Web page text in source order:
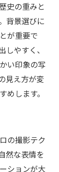
史の重みと
背景選びに
が重要で
やすく、
い印象の写
見え方が変
します。
の撮影テク
然な表情を
ションが大